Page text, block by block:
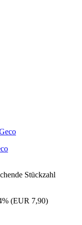
Stückzahl
(EUR 7,90)